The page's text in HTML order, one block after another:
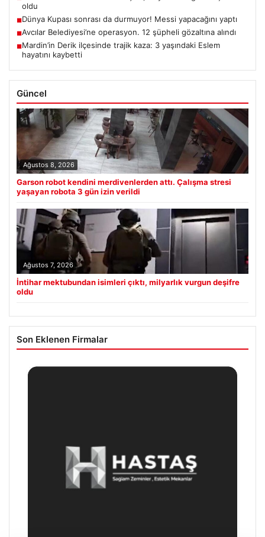
oldu
■Dünya Kupası sonrası da durmuyor! Messi yapacağını yaptı
■Avcılar Belediyesi’ne operasyon. 12 şüpheli gözaltına alındı
■Mardin’in Derik ilçesinde trajik kaza: 3 yaşındaki Eslem
hayatını kaybetti
Güncel
Ağustos 8, 2026
Garson robot kendini merdivenlerden attı. Çalışma stresi
yaşayan robota 3 gün izin verildi
Ağustos 7, 2026
İntihar mektubundan isimleri çıktı, milyarlık vurgun deşifre
oldu
Son Eklenen Firmalar